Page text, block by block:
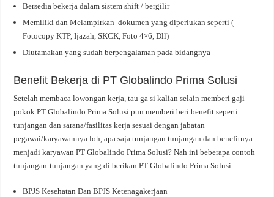
Bersedia bekerja dalam sistem shift / bergilir
Memiliki dan Melampirkan dokumen yang diperlukan seperti (
Fotocopy KTP, Ijazah, SKCK, Foto 4×6, Dll)
Diutamakan yang sudah berpengalaman pada bidangnya
Benefit Bekerja di PT Globalindo Prima Solusi
Setelah membaca lowongan kerja, tau ga si kalian selain memberi gaji
pokok PT Globalindo Prima Solusi pun memberi beri benefit seperti
tunjangan dan sarana/fasilitas kerja sesuai dengan jabatan
pegawai/karyawannya loh, apa saja tunjangan tunjangan dan benefitnya
menjadi karyawan PT Globalindo Prima Solusi? Nah ini beberapa contoh
tunjangan-tunjangan yang di berikan PT Globalindo Prima Solusi:
BPJS Kesehatan Dan BPJS Ketenagakerjaan